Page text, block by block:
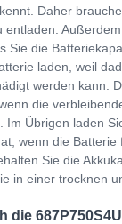
Daher
entladen.
Sie die
laden, weil
werden kann.
die
Im Übrigen laden
wenn die Batterie
Sie die
in einer trocknen
die